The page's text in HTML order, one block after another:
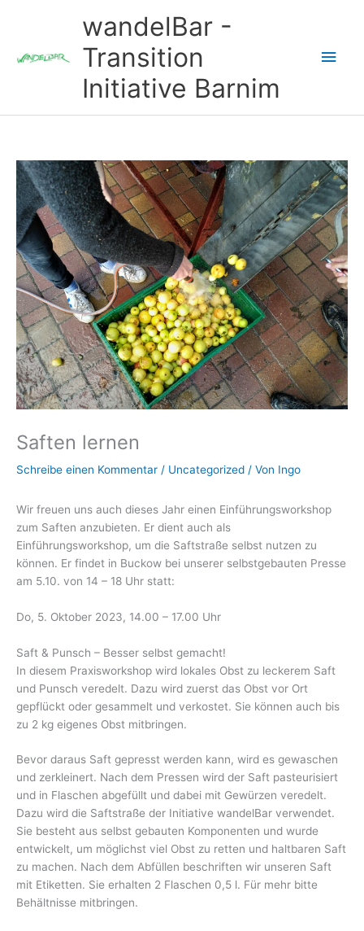
wandelBar -
Transition
Initiative Barnim
Saften lernen
Schreibe einen Kommentar / Uncategorized / Von Ingo
Wir freuen uns auch dieses Jahr einen Einführungsworkshop
zum Saften anzubieten. Er dient auch als
Einführungsworkshop, um die Saftstraße selbst nutzen zu
können. Er findet in Buckow bei unserer selbstgebauten Presse
am 5.10. von 14 – 18 Uhr statt:
Do, 5. Oktober 2023, 14.00 – 17.00 Uhr
Saft & Punsch – Besser selbst gemacht!
In diesem Praxisworkshop wird lokales Obst zu leckerem Saft
und Punsch veredelt. Dazu wird zuerst das Obst vor Ort
gepflückt oder gesammelt und verkostet. Sie können auch bis
zu 2 kg eigenes Obst mitbringen.
Bevor daraus Saft gepresst werden kann, wird es gewaschen
und zerkleinert. Nach dem Pressen wird der Saft pasteurisiert
und in Flaschen abgefüllt und dabei mit Gewürzen veredelt.
Dazu wird die Saftstraße der Initiative wandelBar verwendet.
Sie besteht aus selbst gebauten Komponenten und wurde
entwickelt, um möglichst viel Obst zu retten und haltbaren Saft
zu machen. Nach dem Abfüllen beschriften wir unseren Saft
mit Etiketten. Sie erhalten 2 Flaschen 0,5 l. Für mehr bitte
Behältnisse mitbringen.